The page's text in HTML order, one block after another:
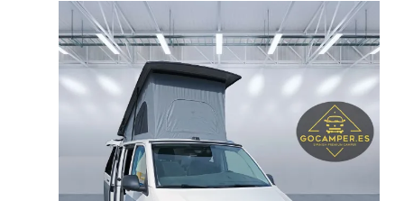
precio
original
era:
79,900.00€.
El
precio
actual
es:
59,900.00€.